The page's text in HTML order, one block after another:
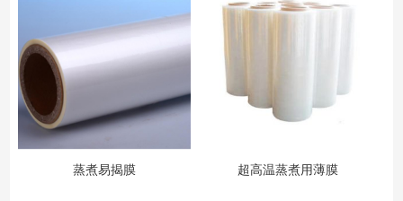
蒸煮易揭膜 超高温蒸煮用薄膜